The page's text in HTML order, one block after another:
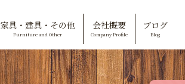
家具・建具・その他
Furniture and Other
会社概要
Company Profile
ブログ
Blog